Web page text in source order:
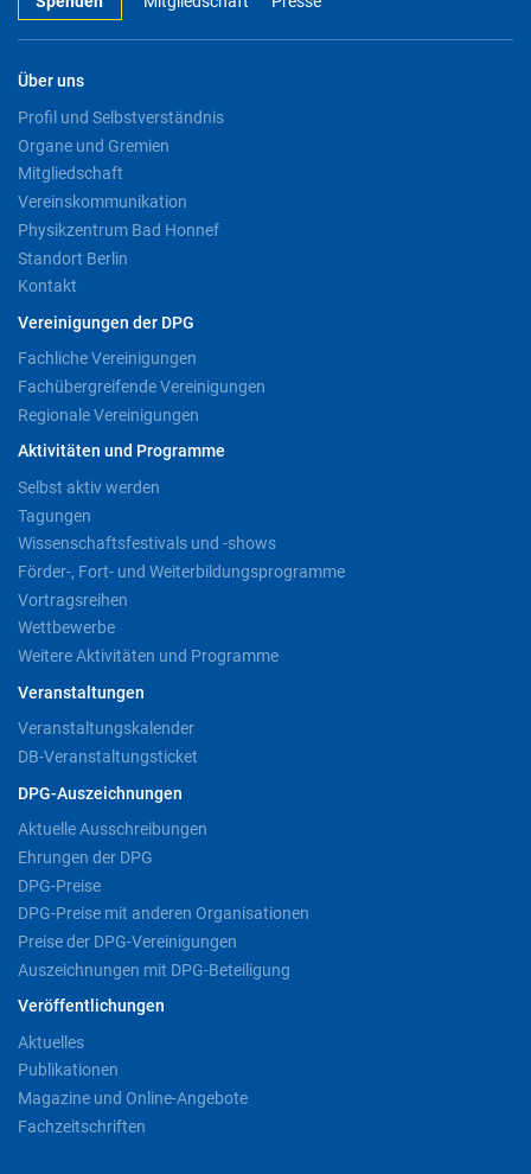
Über uns
Profil und Selbstverständnis
Organe und Gremien
Mitgliedschaft
Vereinskommunikation
Physikzentrum Bad Honnef
Standort Berlin
Kontakt
Vereinigungen der DPG
Fachliche Vereinigungen
Fachübergreifende Vereinigungen
Regionale Vereinigungen
Aktivitäten und Programme
Selbst aktiv werden
Tagungen
Wissenschaftsfestivals und -shows
Förder-, Fort- und Weiterbildungsprogramme
Vortragsreihen
Wettbewerbe
Weitere Aktivitäten und Programme
Veranstaltungen
Veranstaltungskalender
DB-Veranstaltungsticket
DPG-Auszeichnungen
Aktuelle Ausschreibungen
Ehrungen der DPG
DPG-Preise
DPG-Preise mit anderen Organisationen
Preise der DPG-Vereinigungen
Auszeichnungen mit DPG-Beteiligung
Veröffentlichungen
Aktuelles
Publikationen
Magazine und Online-Angebote
Fachzeitschriften